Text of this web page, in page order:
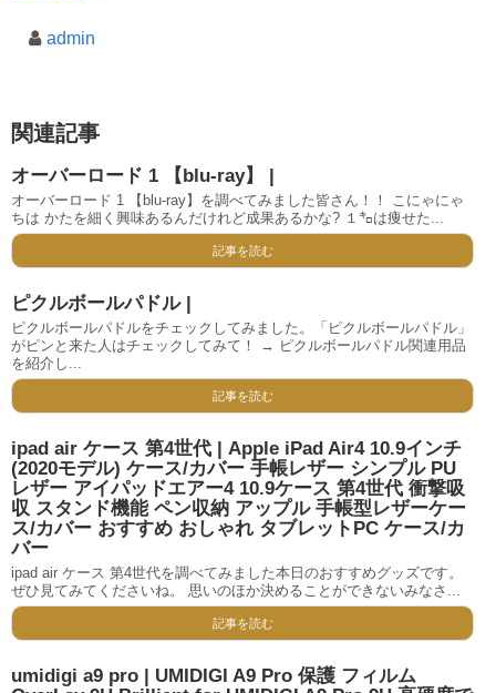
admin
関連記事
オーバーロード 1 【blu-ray】 |
オーバーロード 1 【blu-ray】を調べてみました皆さん！！ こにゃにゃ
ちは かたを細く興味あるんだけれど成果あるかな? １㌔は痩せた...
記事を読む
ピクルボールパドル |
ピクルボールパドルをチェックしてみました。「ピクルボールパドル」
がピンと来た人はチェックしてみて！ → ピクルボールパドル関連用品
を紹介し...
記事を読む
ipad air ケース 第4世代 | Apple iPad Air4 10.9インチ
(2020モデル) ケース/カバー 手帳レザー シンプル PU
レザー アイパッドエアー4 10.9ケース 第4世代 衝撃吸
収 スタンド機能 ペン収納 アップル 手帳型レザーケー
ス/カバー おすすめ おしゃれ タブレットPC ケース/カ
バー
ipad air ケース 第4世代を調べてみました本日のおすすめグッズです。
ぜひ見てみてくださいね。 思いのほか決めることができないみなさ...
記事を読む
umidigi a9 pro | UMIDIGI A9 Pro 保護 フィルム